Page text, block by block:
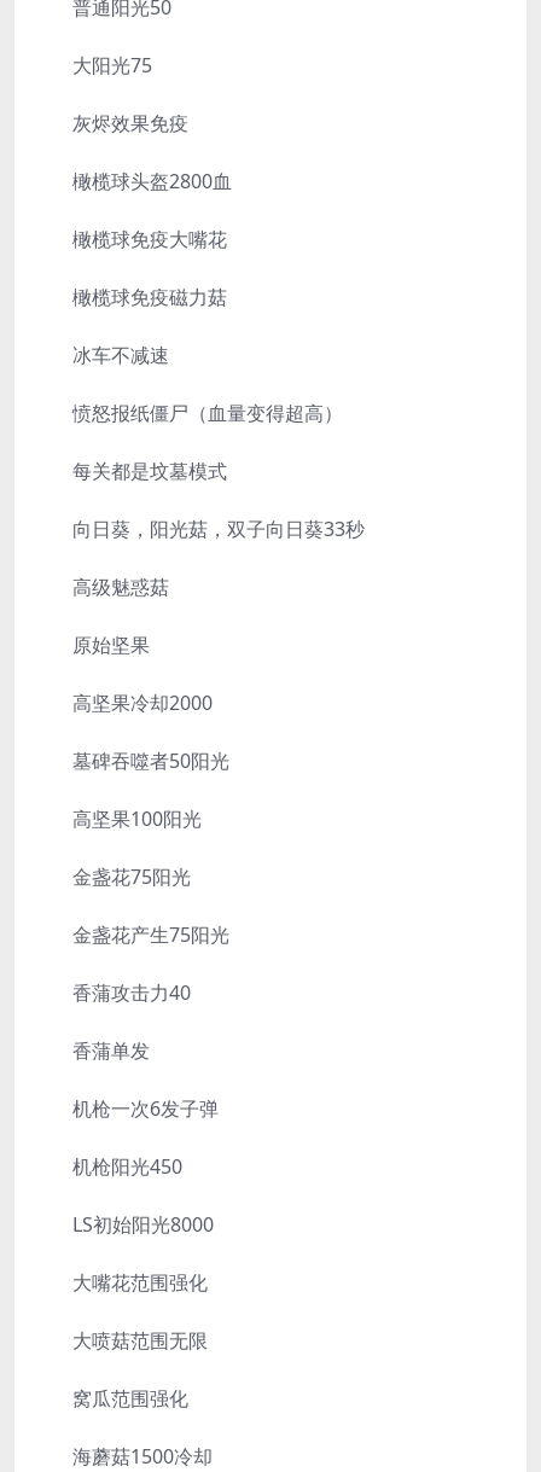
普通阳光50
大阳光75
灰烬效果免疫
橄榄球头盔2800血
橄榄球免疫大嘴花
橄榄球免疫磁力菇
冰车不减速
愤怒报纸僵尸（血量变得超高）
每关都是坟墓模式
向日葵，阳光菇，双子向日葵33秒
高级魅惑菇
原始坚果
高坚果冷却2000
墓碑吞噬者50阳光
高坚果100阳光
金盏花75阳光
金盏花产生75阳光
香蒲攻击力40
香蒲单发
机枪一次6发子弹
机枪阳光450
LS初始阳光8000
大嘴花范围强化
大喷菇范围无限
窝瓜范围强化
海蘑菇1500冷却